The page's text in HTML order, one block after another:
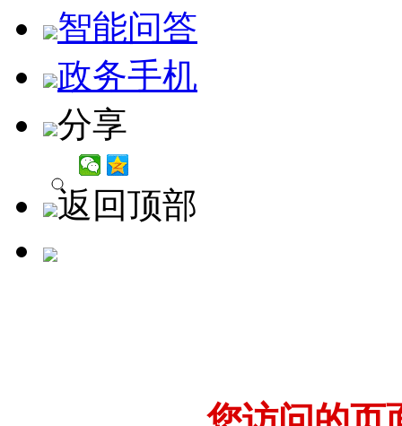
智能问答
政务手机
分享
返回顶部